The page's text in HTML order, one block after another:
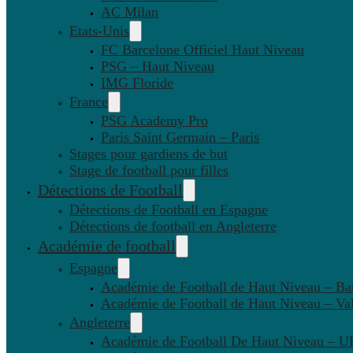
AC Milan
Etats-Unis
FC Barcelone Officiel Haut Niveau
PSG – Haut Niveau
IMG Floride
France
PSG Academy Pro
Paris Saint Germain – Paris
Stages pour gardiens de but
Stage de football pour filles
Détections de Football
Détections de Football en Espagne
Détections de football en Angleterre
Académie de football
Espagne
Académie de Football de Haut Niveau –
Académie de Football de Haut Niveau –
Angleterre
Académie de Football De Haut Niveau –